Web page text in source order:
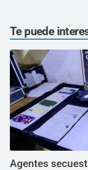
Te puede
Agentes